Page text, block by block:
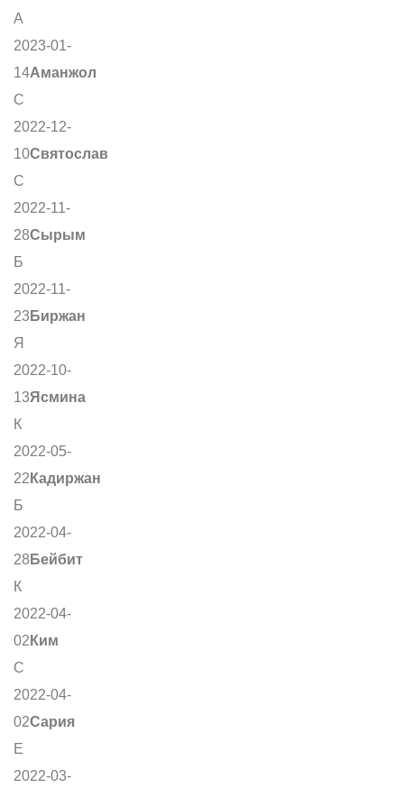
А
2023-01-
14Аманжол
С
2022-12-
10Святослав
С
2022-11-
28Сырым
Б
2022-11-
23 Биржан
Я
2022-10-
13Ясмина
К
2022-05-
22 Кадиржан
Б
2022-04-
28 Бейбит
К
2022-04-
02 Ким
С
2022-04-
02Сария
Е
2022-03-